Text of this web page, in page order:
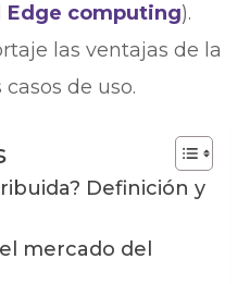
Edge computing).
las ventajas de la
de uso.
Definición y
mercado del